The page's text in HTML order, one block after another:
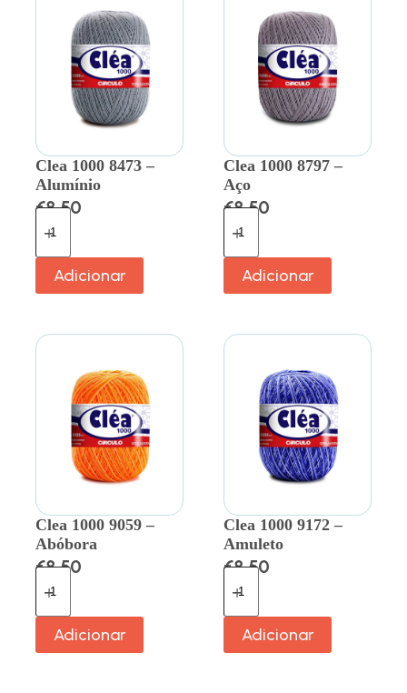
Clea 1000 8473 –
Alumínio
€8.50
Adicionar
Clea 1000 8797 –
Aço
€8.50
Adicionar
Clea 1000 9059 –
Abóbora
€8.50
Adicionar
Clea 1000 9172 –
Amuleto
€8.50
Adicionar